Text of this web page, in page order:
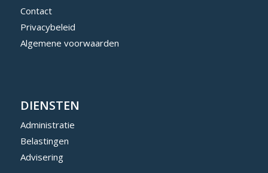
Contact
Privacybeleid
Algemene voorwaarden
DIENSTEN
Administratie
Belastingen
Advisering